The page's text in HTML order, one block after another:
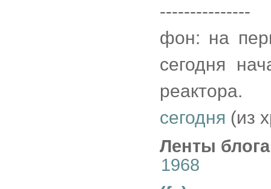
---------------
фон: на
сегодня
реактора.
сегодня (из
Ленты
1968